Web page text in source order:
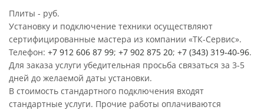
Плиты - руб.
Установку и подключение техники осуществляют
сертифицированные мастера из компании «ТК-Сервис».
Телефон: +7 912 606 87 99; +7 902 875 20; +7 (343) 319-40-96.
Для заказа услуги убедительная просьба связаться за 3-5
дней до желаемой даты установки.
В стоимость стандартного подключения входят
стандартные услуги. Прочие работы оплачиваются